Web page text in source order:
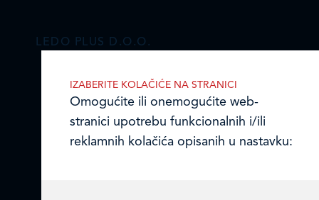
LEDO PLUS D.O.O.
10000 Zagreb, Hrvatska
Email: ledo@ledo.hr
IZABERITE KOLAČIĆE NA STRANICI
Omogućite ili onemogućite web-
stranici upotrebu funkcionalnih i/ili
reklamnih kolačića opisanih u nastavku: